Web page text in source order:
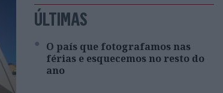
ÚLTIMAS
O país que fotografamos nas
férias e esquecemos no resto do
ano